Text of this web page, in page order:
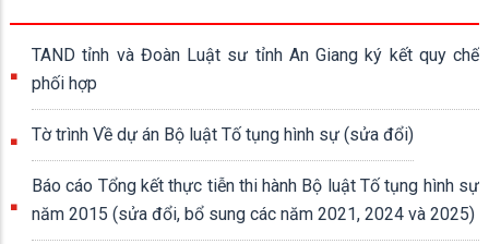
TAND tỉnh và Đoàn Luật sư tỉnh An Giang ký kết quy chế
phối hợp
Tờ trình Về dự án Bộ luật Tố tụng hình sự (sửa đổi)
Báo cáo Tổng kết thực tiễn thi hành Bộ luật Tố tụng hình sự
năm 2015 (sửa đổi, bổ sung các năm 2021, 2024 và 2025)